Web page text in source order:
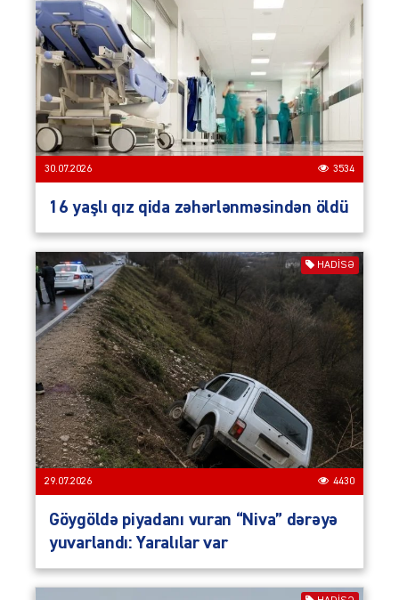
30.07.2026 3534
16 yaşlı qız qida zəhərlənməsindən öldü
HADISƏ
29.07.2026 4430
Göygöldə piyadanı vuran “Niva” dərəyə
yuvarlandı: Yaralılar var